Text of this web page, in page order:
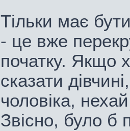
Тільки має
- це вже
початку. Якщо
сказати
чоловіка,
Звісно, було б